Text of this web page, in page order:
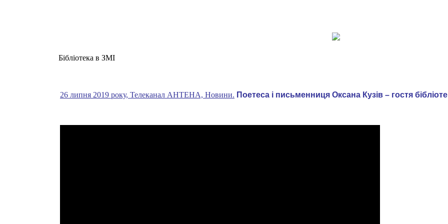
Бібліотека в ЗМІ
26 липня 2019 року, Телеканал АНТЕНА, Новини. Поетеса і письменниця Оксана Кузів – гостя